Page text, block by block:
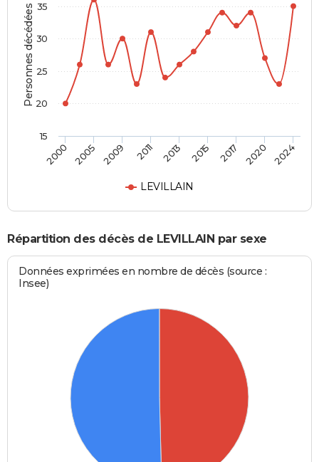
Personnes décédées
LEVILLAIN
2000 2005 2009 2011 2013 2015 2017 2020 2024
15
20
25
30
35
Répartition des décès de LEVILLAIN par sexe
Données exprimées en nombre de décès (source :
Insee)